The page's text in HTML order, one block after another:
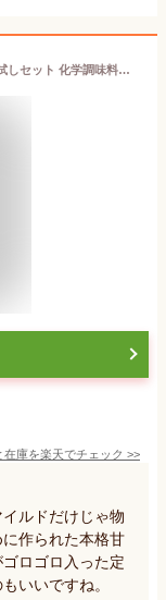
大人の甘口カレー（ビーフカレー） 2人前お試しセット 化学調味料無添加 国産野菜使用 【メール便送料無料】
在庫を楽天でチェック >>
ルドだけじゃ物
作られた本格甘
ロゴロ入った定
いいですね。